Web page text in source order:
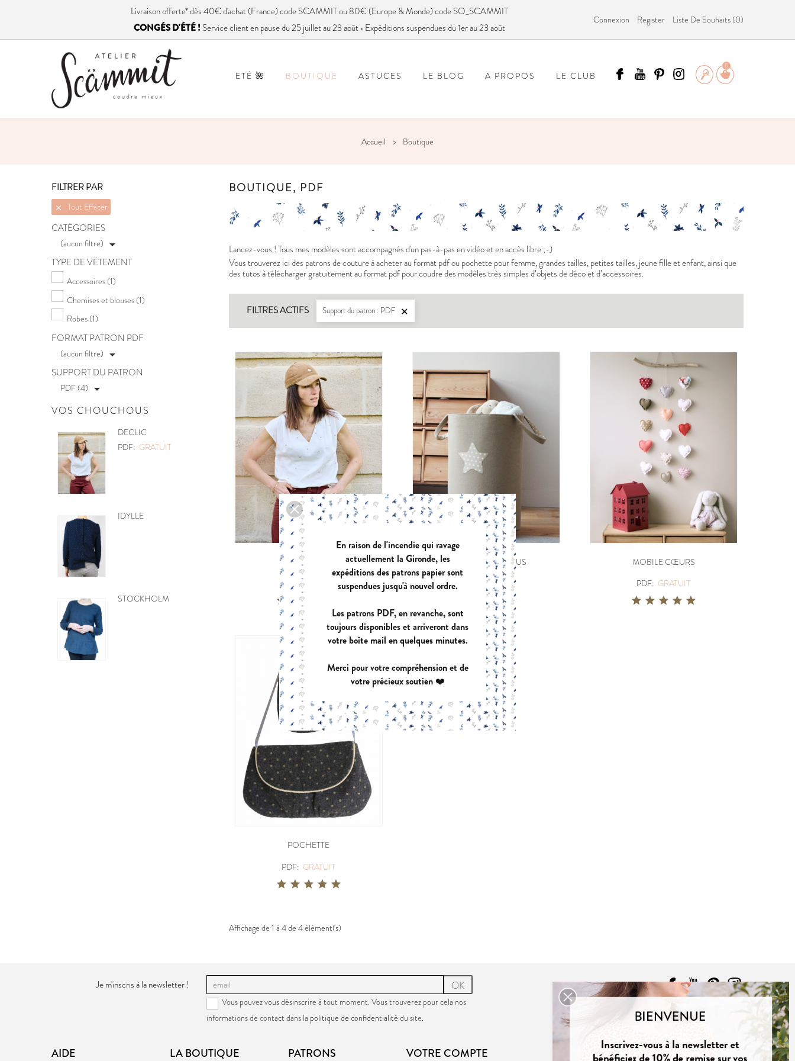
Livraisonofferte* dès 40€ d'achat (France) code SCAMMIT ou 80€ (Europe & Monde) code SO_SCAMMIT
CONGÉS D'ÉTÉ ! Service client en pause du 25 juillet au 23 août • Expéditions suspendues du 1er au 23 août
Connexion Register Liste De Souhaits (0)
0
ETÉ 🌺 BOUTIQUE ASTUCES LE BLOG A PROPOS LE CLUB
Accueil Boutique
FILTRER PAR
 Tout Effacer
CATÉGORIES
(aucun filtre) 
TYPE DE VÊTEMENT
Accessoires (1)
Chemises et blouses (1)
Robes (1)
FORMAT PATRON PDF
(aucun filtre) 
SUPPORT DU PATRON
PDF (4) 
VOS CHOUCHOUS
POCHETTE
PDF: GRATUIT
MOBILE CŒURS
BE PRETTY
LISERON
PDF:
12,90 €
POCHETTE:17,90 €
EUGENIE
PDF:
POCHETTE:17,90 €
VIREVOLTE
PDF:
12,90 €
POCHETTE:17,90 €
PDF:
POCHETTE:
PANIER A DOUDOUS
PDF:GRATUIT
AZUR
PDF:12,90 €
POCHETTE:
BERGER
PDF:12,90 €
POCHETTE:
PDF:12,90 €
POCHETTE:17,90 €
ABSOLU
BOUTIQUE, PDF
Lancez-vous ! Tous mes modèles sont accompagnés d'un pas-à-pas en vidéo et en accès libre ;-)
Vous trouverez ici des patrons de couture à acheter au format pdf ou pochette pour femme, grandes tailles, petites tailles, jeune fille et enfant, ainsi que
des tutos à télécharger gratuitement au format pdf pour coudre des modèles très simples d’objets de déco et d’accessoires.
FILTRES ACTIFS Support du patron : PDF 
DECLIC
PDF:GRATUIT
PANIER A DOUDOUS
GRATUIT
MOBILE CŒURS
PDF: GRATUIT
POCHETTE
PDF: GRATUIT
Affichage de 1 à 4 de 4 élément(s)
Je m'inscris à la newsletter ! OK
Vous pouvez vous désinscrire à tout moment. Vous trouverez pour cela nos
informations de contact dans la politique de confidentialité du site.
AIDE LA BOUTIQUE PATRONS VOTRE COMPTE CONTACT
En raison de l'incendie qui ravage
actuellement la Gironde, les
expéditions des patrons papier sont
suspendues jusqu'à nouvel ordre.
Les patrons PDF, en revanche, sont
toujours disponibles et arriveront dans
votre boîte mail en quelques minutes.
Merci pour votre compréhension et de
votre précieux soutien ❤️